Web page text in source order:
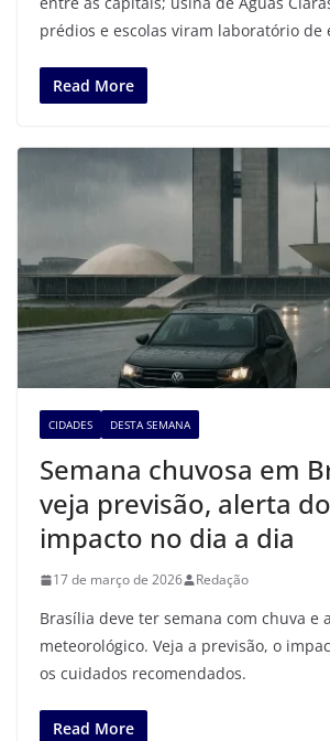
prédios e escolas viram laboratório de
Read More
CIDADES DESTA SEMANA
Semana chuvosa em
veja previsão, alerta
impacto no dia a dia
17 de março de 2026 Redação
Brasília deve ter semana com chuva e
meteorológico. Veja a previsão, o
os cuidados recomendados.
Read More